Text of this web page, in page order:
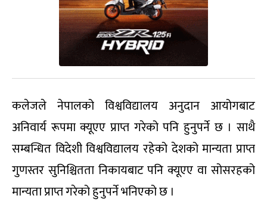
कलेजले नेपालको विश्वविद्यालय अनुदान आयोगबाट
अनिवार्य रूपमा क्यूएए प्राप्त गरेको पनि हुनुपर्ने छ । साथै
सम्बन्धित विदेशी विश्वविद्यालय रहेको देशको मान्यता प्राप्त
गुणस्तर सुनिश्चितता निकायबाट पनि क्यूएए वा सोसरहको
मान्यता प्राप्त गरेको हुनुपर्ने भनिएको छ ।